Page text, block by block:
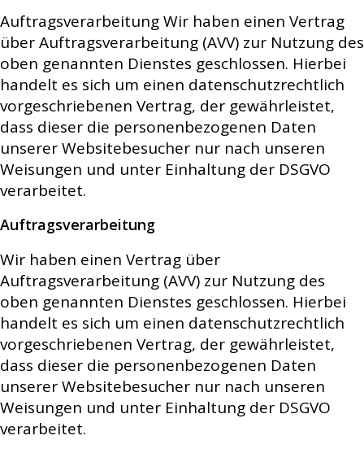
Auftragsverarbeitung Wir haben einen Vertrag
über Auftragsverarbeitung (AVV) zur Nutzung des
oben genannten Dienstes geschlossen. Hierbei
handelt es sich um einen datenschutzrechtlich
vorgeschriebenen Vertrag, der gewährleistet,
dass dieser die personenbezogenen Daten
unserer Websitebesucher nur nach unseren
Weisungen und unter Einhaltung der DSGVO
verarbeitet.
Auftragsverarbeitung
Wir haben einen Vertrag über
Auftragsverarbeitung (AVV) zur Nutzung des
oben genannten Dienstes geschlossen. Hierbei
handelt es sich um einen datenschutzrechtlich
vorgeschriebenen Vertrag, der gewährleistet,
dass dieser die personenbezogenen Daten
unserer Websitebesucher nur nach unseren
Weisungen und unter Einhaltung der DSGVO
verarbeitet.